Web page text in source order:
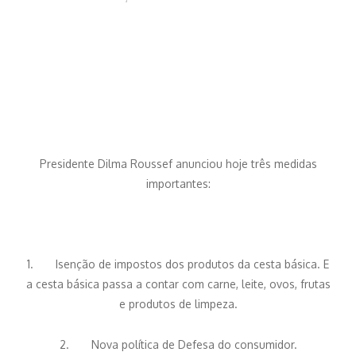
Presidente Dilma Roussef anunciou hoje três medidas
importantes:
1. Isenção de impostos dos produtos da cesta básica. E
a cesta básica passa a contar com carne, leite, ovos, frutas
e produtos de limpeza.
2. Nova política de Defesa do consumidor.